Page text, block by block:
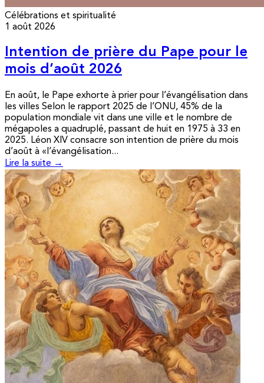
Célébrations et spiritualité
1 août 2026
Intention de prière du Pape pour le
mois d’août 2026
En août, le Pape exhorte à prier pour l’évangélisation dans
les villes Selon le rapport 2025 de l’ONU, 45% de la
population mondiale vit dans une ville et le nombre de
mégapoles a quadruplé, passant de huit en 1975 à 33 en
2025. Léon XIV consacre son intention de prière du mois
d’août à «l’évangélisation...
Lire la suite →